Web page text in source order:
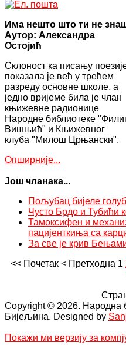
Има нешто што ти не
Аутор: Александра
Остојић
Склоност ка писању
показала је већ у трећем
разреду основне школе, а
једно вријеме била је члан
књижевне радионице
Народне библиотеке
Вишњић" и Књижевног
клуба "Милош Црњански".
Опширније...
Још чланака...
Пољубац бијеле
Чусто Брдо и Тубићи
Тамоксифен и
пацијенткиња са
За све је крив
<< Почетак< Претходна 1
Copyright © 2026.
Бијељина. Designed by
Покажи ми верзију за